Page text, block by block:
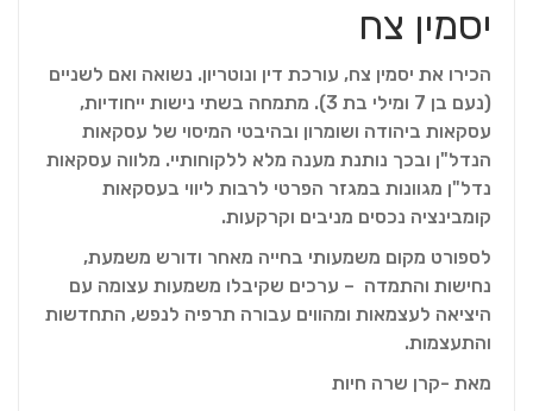
יסמין צח
הכירו את יסמין צח, עורכת דין ונוטריון. נשואה ואם לשניים
(נעם בן 7 ומילי בת 3). מתמחה בשתי נישות ייחודיות,
עסקאות ביהודה ושומרון ובהיבטי המיסוי של עסקאות
הנדל"ן ובכך נותנת מענה מלא ללקוחותיי. מלווה עסקאות
נדל"ן מגוונות במגזר הפרטי לרבות ליווי בעסקאות
קומבינציה נכסים מניבים וקרקעות.
לספורט מקום משמעותי בחייה מאחר ודורש משמעת,
נחישות והתמדה – ערכים שקיבלו משמעות עצומה עם
היציאה לעצמאות ומהווים עבורה תרפיה לנפש, התחדשות
והתעצמות.
מאת -קרן שרה חיות